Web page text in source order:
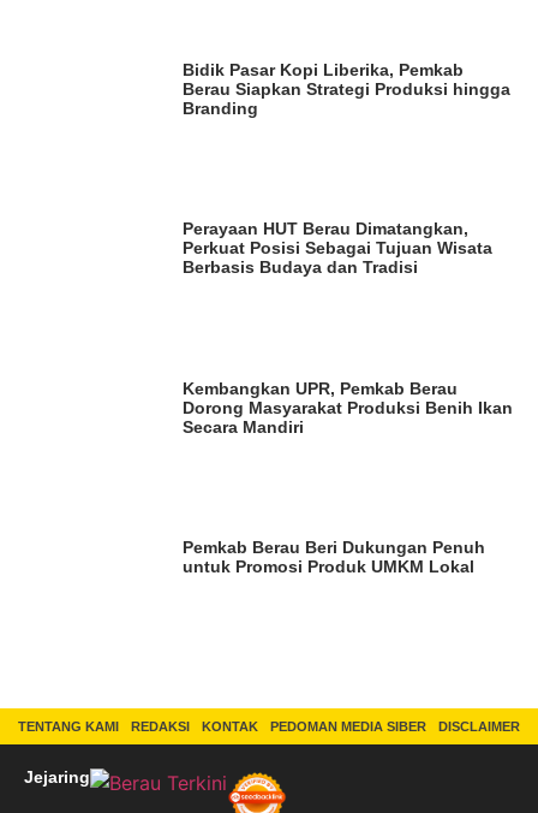
Bidik Pasar Kopi Liberika, Pemkab
Berau Siapkan Strategi Produksi hingga
Branding
Perayaan HUT Berau Dimatangkan,
Perkuat Posisi Sebagai Tujuan Wisata
Berbasis Budaya dan Tradisi
Kembangkan UPR, Pemkab Berau
Dorong Masyarakat Produksi Benih Ikan
Secara Mandiri
Pemkab Berau Beri Dukungan Penuh
untuk Promosi Produk UMKM Lokal
TENTANG KAMI REDAKSI KONTAK PEDOMAN MEDIA SIBER DISCLAIMER
Jejaring